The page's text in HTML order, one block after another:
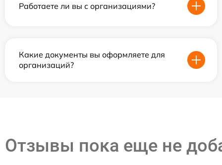
Работаете ли вы с организациями?
Какие документы вы оформляете для
организаций?
Отзывы пока еще не